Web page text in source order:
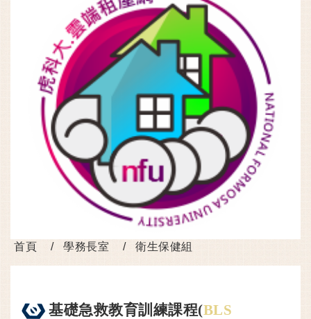
首頁 學務長室 衛生保健組
基礎急救教育訓練課程(BLS